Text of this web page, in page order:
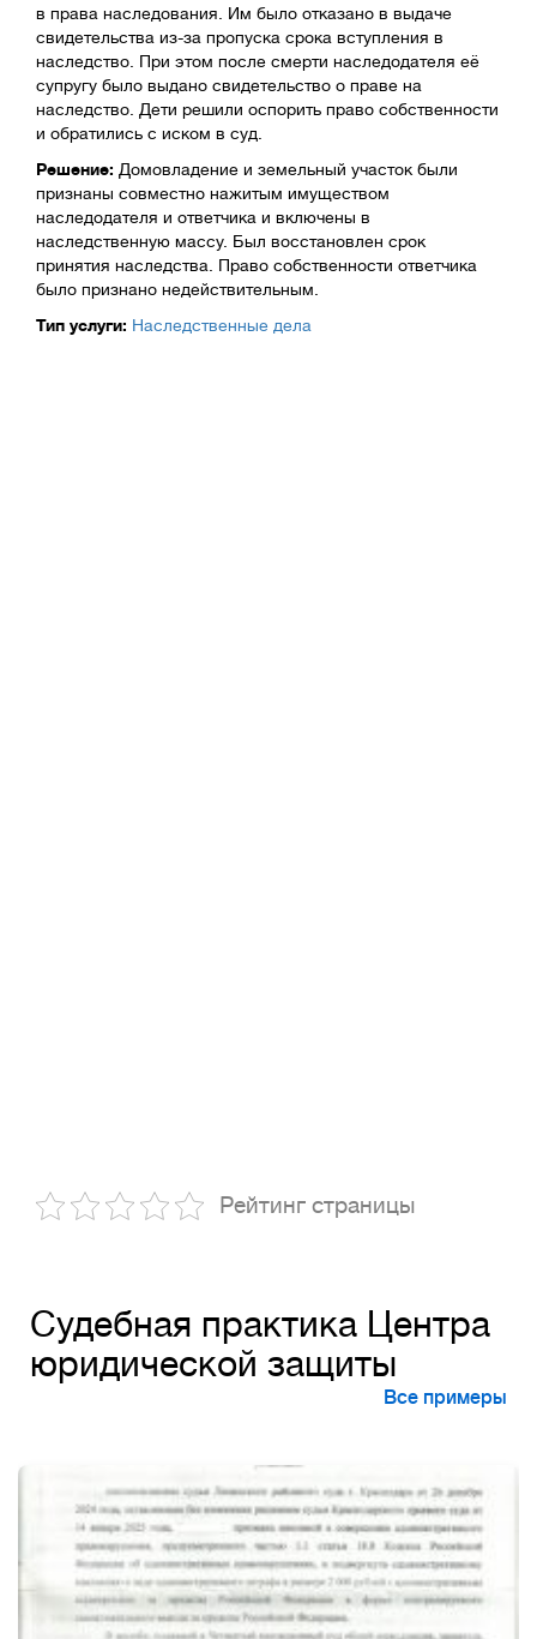
в права наследования. Им было отказано в выдаче
свидетельства из-за пропуска срока вступления в
наследство. При этом после смерти наследодателя её
супругу было выдано свидетельство о праве на
наследство. Дети решили оспорить право собственности
и обратились с иском в суд.
Решение: Домовладение и земельный участок были
признаны совместно нажитым имуществом
наследодателя и ответчика и включены в
наследственную массу. Был восстановлен срок
принятия наследства. Право собственности ответчика
было признано недействительным.
Тип услуги: Наследственные дела
Рейтинг страницы
Судебная практика Центра
юридической защиты
Все примеры